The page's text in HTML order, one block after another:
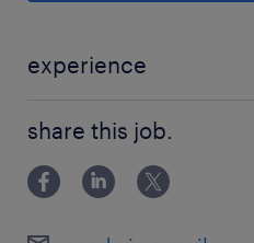
標に応じたAIユースケー
ンタープライズ環境への
いただきます。LLMやAI
活用し、顧客のビジネス
experience
タ基盤システムを活用した
リング、データ分析 など)。
理、生成AI（特にLLM）を
share this job.